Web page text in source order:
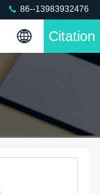
86--13983932476
Citation